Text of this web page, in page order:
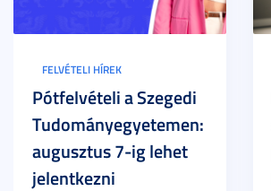
FELVÉTELI HÍREK
Pótfelvételi a Szegedi
Tudományegyetemen:
augusztus 7-ig lehet
jelentkezni